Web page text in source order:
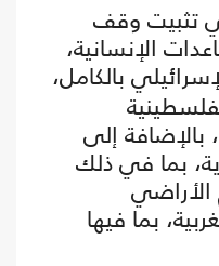
تثبيت وقف
الإنسانية،
بالكامل،
بالإضافة إلى
بما في ذلك
بما فيها